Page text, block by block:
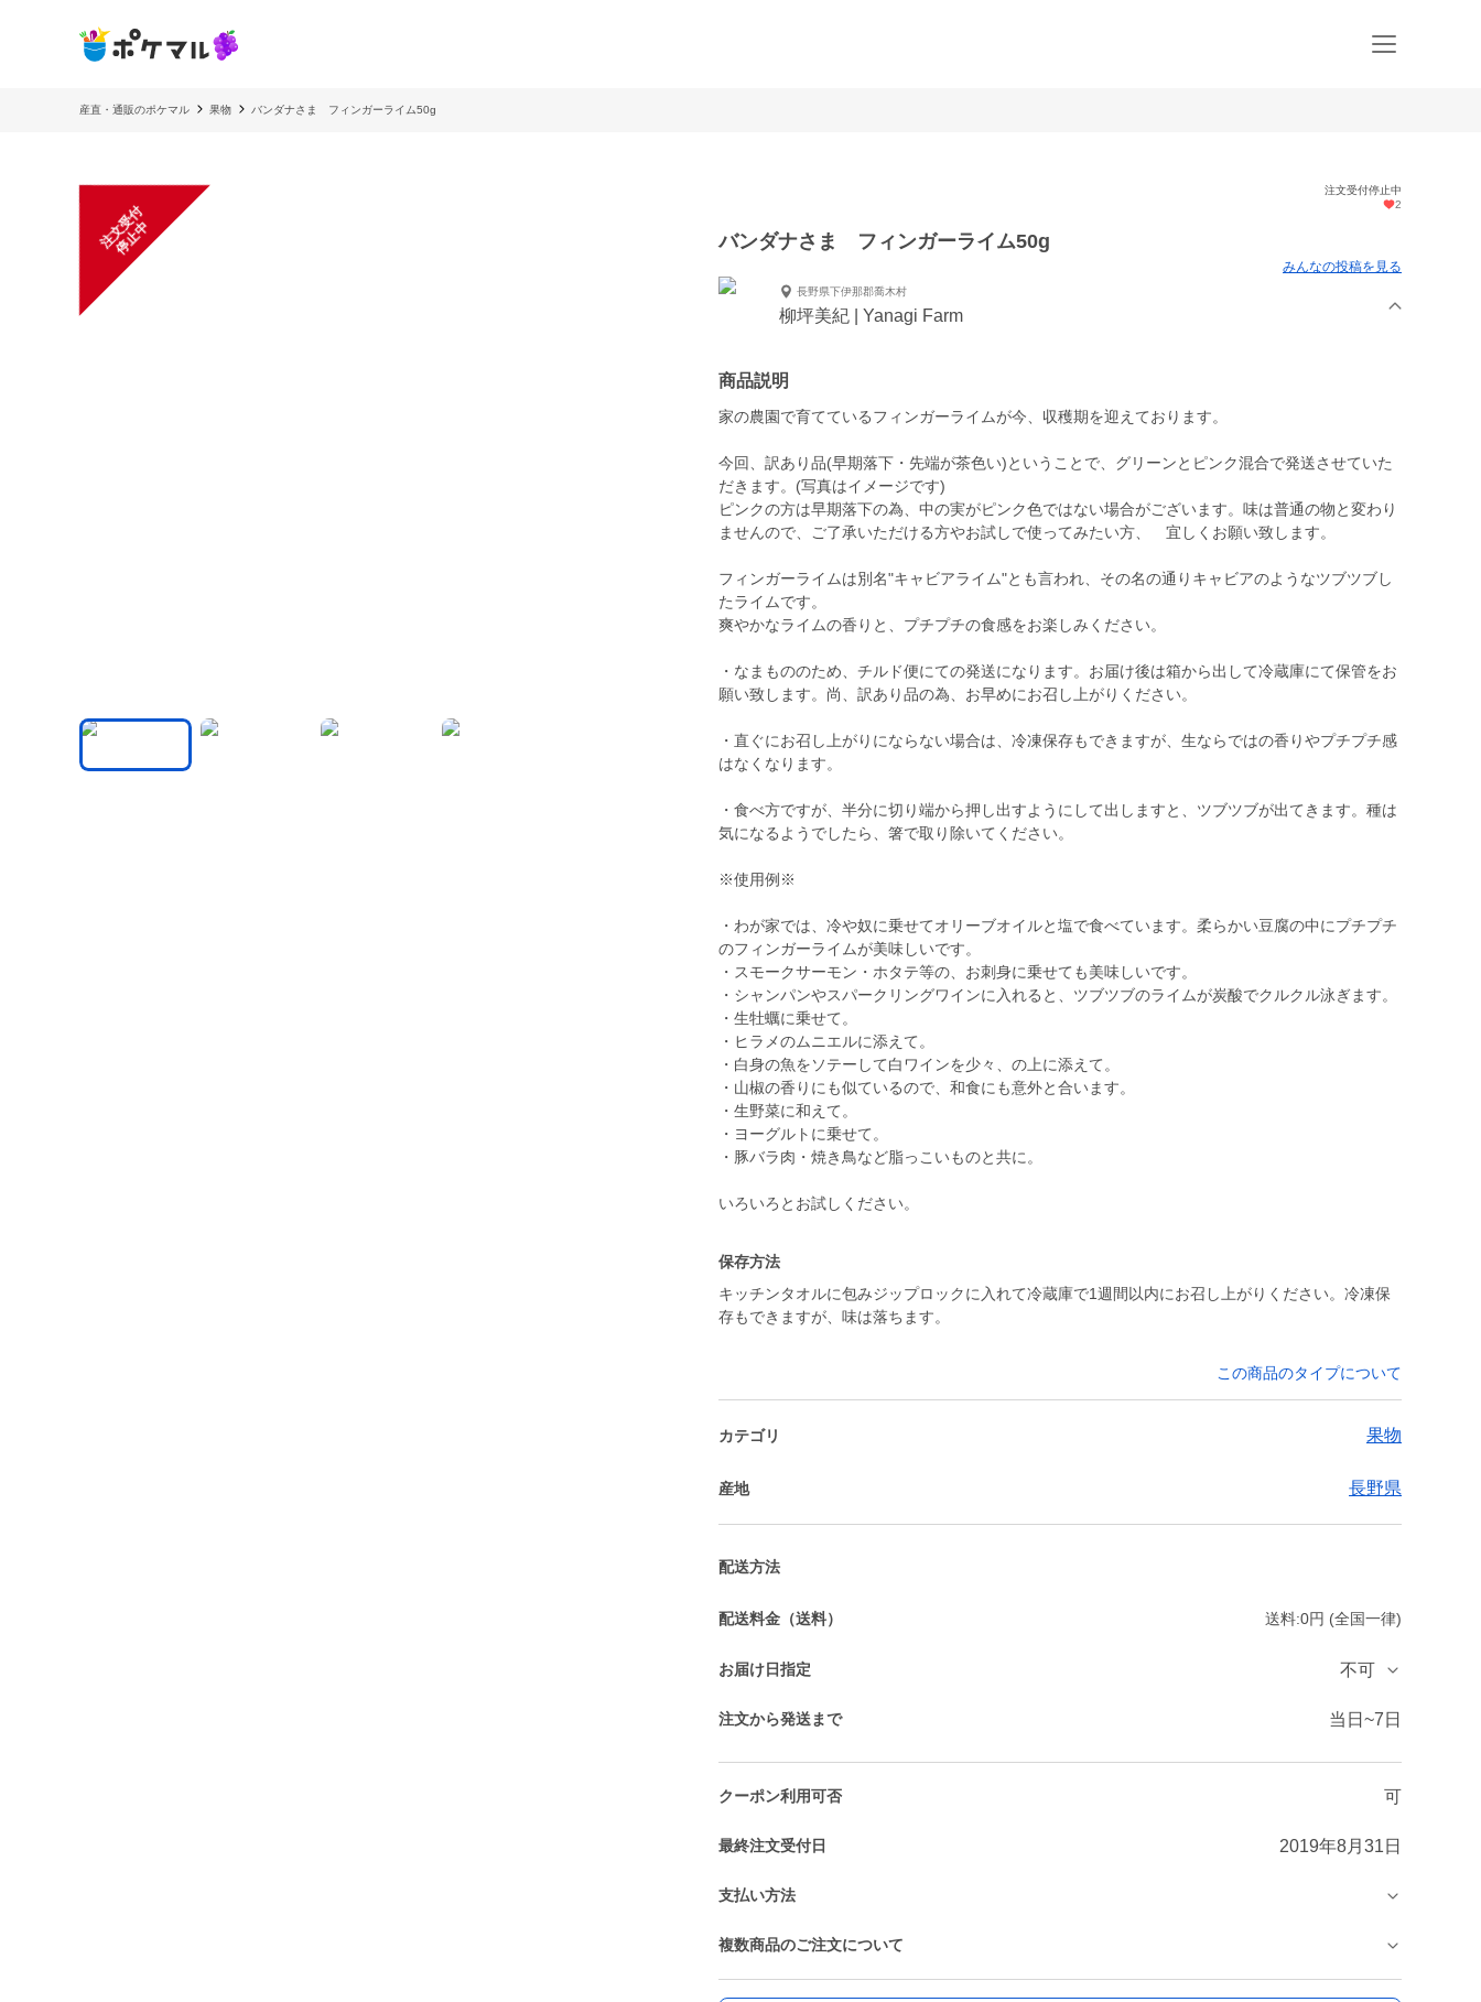
産直・通販のポケマル 果物 バンダナさま フィンガーライム50g
注
文
受
付
停
止
中
注文受付停止中
2
バンダナさま フィンガーライム50g
みんなの投稿を見る
長野県下伊那郡喬木村
柳坪美紀 | Yanagi Farm
商品説明
家の農園で育てているフィンガーライムが今、収穫期を迎えております。
今回、訳あり品(早期落下・先端が茶色い)ということで、グリーンとピンク混合で発送させていた
だきます。(写真はイメージです)
ピンクの方は早期落下の為、中の実がピンク色ではない場合がございます。味は普通の物と変わり
ませんので、ご了承いただける方やお試しで使ってみたい方、 宜しくお願い致します。
フィンガーライムは別名"キャビアライム"とも言われ、その名の通りキャビアのようなツブツブし
たライムです。
爽やかなライムの香りと、プチプチの食感をお楽しみください。
・なまもののため、チルド便にての発送になります。お届け後は箱から出して冷蔵庫にて保管をお
願い致します。尚、訳あり品の為、お早めにお召し上がりください。
・直ぐにお召し上がりにならない場合は、冷凍保存もできますが、生ならではの香りやプチプチ感
はなくなります。
・食べ方ですが、半分に切り端から押し出すようにして出しますと、ツブツブが出てきます。種は
気になるようでしたら、箸で取り除いてください。
※使用例※
・わが家では、冷や奴に乗せてオリーブオイルと塩で食べています。柔らかい豆腐の中にプチプチ
のフィンガーライムが美味しいです。
・スモークサーモン・ホタテ等の、お刺身に乗せても美味しいです。
・シャンパンやスパークリングワインに入れると、ツブツブのライムが炭酸でクルクル泳ぎます。
・生牡蠣に乗せて。
・ヒラメのムニエルに添えて。
・白身の魚をソテーして白ワインを少々、の上に添えて。
・山椒の香りにも似ているので、和食にも意外と合います。
・生野菜に和えて。
・ヨーグルトに乗せて。
・豚バラ肉・焼き鳥など脂っこいものと共に。
いろいろとお試しください。
保存方法
キッチンタオルに包みジップロックに入れて冷蔵庫で1週間以内にお召し上がりください。冷凍保
存もできますが、味は落ちます。
この商品のタイプについて
カテゴリ 果物
産地 長野県
配送方法
配送料金（送料） 送料:0円 (全国一律)
お届け日指定 不可
注文から発送まで 当日~7日
クーポン利用可否 可
最終注文受付日 2019年8月31日
支払い方法
複数商品のご注文について